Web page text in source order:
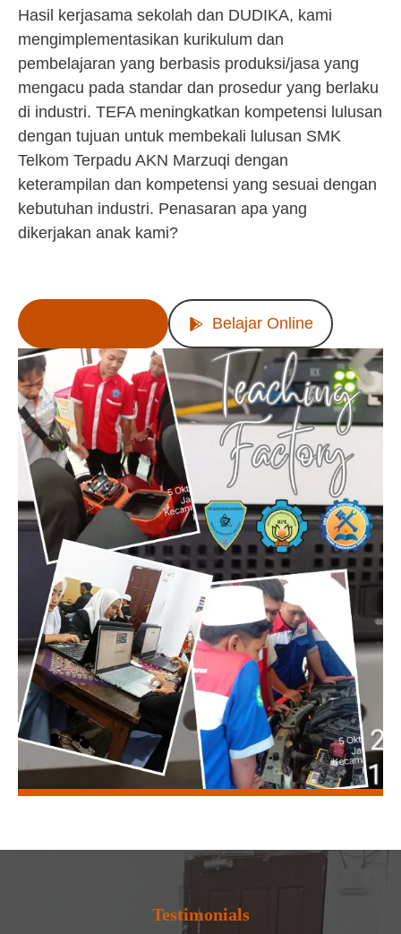
Hasil kerjasama sekolah dan DUDIKA, kami
mengimplementasikan kurikulum dan
pembelajaran yang berbasis produksi/jasa yang
mengacu pada standar dan prosedur yang berlaku
di industri. TEFA meningkatkan kompetensi lulusan
dengan tujuan untuk membekali lulusan SMK
Telkom Terpadu AKN Marzuqi dengan
keterampilan dan kompetensi yang sesuai dengan
kebutuhan industri. Penasaran apa yang
dikerjakan anak kami?
Belajar Online
Testimonials